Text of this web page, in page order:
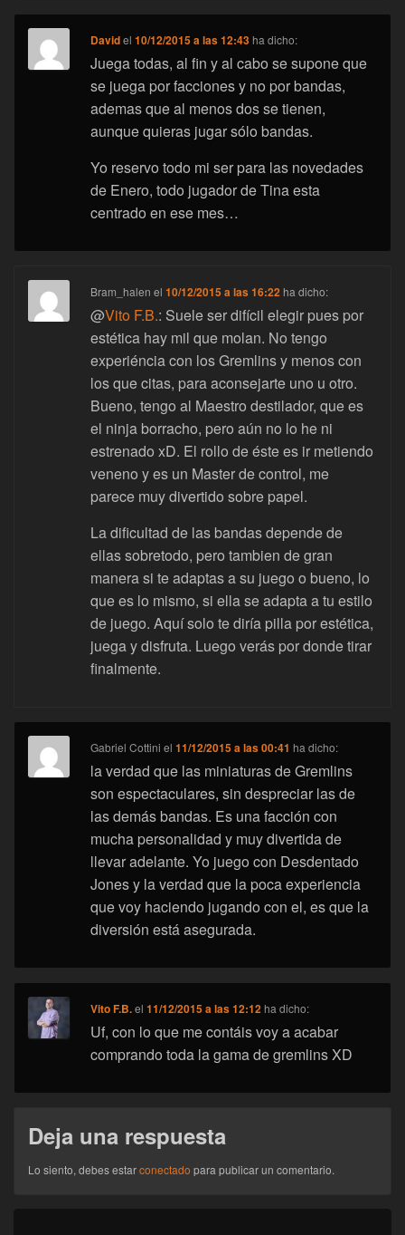
Davidel10/12/2015 a las 12:43 ha dicho:
Juega todas, al fin y al cabo se supone que
se juega por facciones y no por bandas,
ademas que al menos dos se tienen,
aunque quieras jugar sólo bandas.
Yo reservo todo mi ser para las novedades
de Enero, todo jugador de Tina esta
centrado en ese mes…
Bram_halen el10/12/2015 a las 16:22 ha dicho:
@Vito F.B.: Suele ser difícil elegir pues por
estética hay mil que molan. No tengo
experiéncia con los Gremlins y menos con
los que citas, para aconsejarte uno u otro.
Bueno, tengo al Maestro destilador, que es
el ninja borracho, pero aún no lo he ni
estrenado xD. El rollo de éste es ir metiendo
veneno y es un Master de control, me
parece muy divertido sobre papel.
La dificultad de las bandas depende de
ellas sobretodo, pero tambien de gran
manera si te adaptas a su juego o bueno, lo
que es lo mismo, si ella se adapta a tu estilo
de juego. Aquí solo te diría pilla por estética,
juega y disfruta. Luego verás por donde tirar
finalmente.
Gabriel Cottini el11/12/2015 a las 00:41 ha dicho:
la verdad que las miniaturas de Gremlins
son espectaculares, sin despreciar las de
las demás bandas. Es una facción con
mucha personalidad y muy divertida de
llevar adelante. Yo juego con Desdentado
Jones y la verdad que la poca experiencia
que voy haciendo jugando con el, es que la
diversión está asegurada.
Vito F.B.el11/12/2015 a las 12:12 ha dicho:
Uf, con lo que me contáis voy a acabar
comprando toda la gama de gremlins XD
Deja una respuesta
Lo siento, debes estarconectado para publicar un comentario.